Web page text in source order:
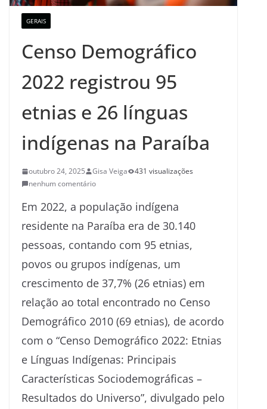
GERAIS
Censo Demográfico
2022 registrou 95
etnias e 26 línguas
indígenas na Paraíba
outubro 24, 2025 Gisa Veiga
431 visualizações
nenhum comentário
Em 2022, a população indígena
residente na Paraíba era de 30.140
pessoas, contando com 95 etnias,
povos ou grupos indígenas, um
crescimento de 37,7% (26 etnias) em
relação ao total encontrado no Censo
Demográfico 2010 (69 etnias), de acordo
com o “Censo Demográfico 2022: Etnias
e Línguas Indígenas: Principais
Características Sociodemográficas –
Resultados do Universo”, divulgado pelo